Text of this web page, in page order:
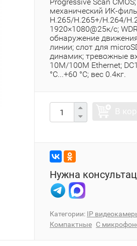
механический ИК-
H.265/H.265+/H.264/
1920×1080@25к/с;
обнаружение
линии; слот для
динамик; тревожные
10M/100M Ethernet;
°C...+60 °C; вес 0.4кг.
Нужна
Категории: IP
Компактные С